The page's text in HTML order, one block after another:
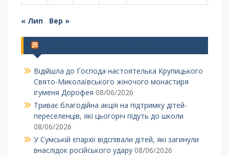
« Лип Вер »
Відійшла до Господа настоятелька Крупицького
Свято-Миколаївського жіночого монастиря
ігуменя Дорофея 08/06/2026
Триває благодійна акція на підтримку дітей-
переселенців, які цьогоріч підуть до школи
08/06/2026
У Сумській єпархії відспівали дітей, які загинули
внаслідок російського удару 08/06/2026